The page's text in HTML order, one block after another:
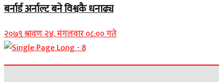
बर्नार्ड अर्नाल्ट बने विश्वकै धनाढ्य
२०७९ श्रावण २४, मंगलवार ०८:०० गते